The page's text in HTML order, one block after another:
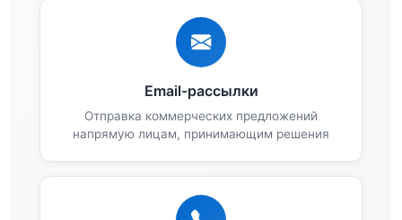
Email-рассылки
Отправка коммерческих предложений
напрямую лицам, принимающим решения